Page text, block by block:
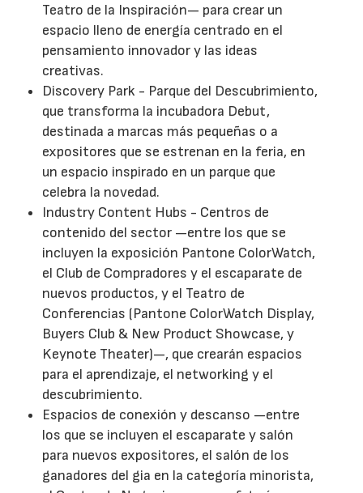
Teatro de la Inspiración— para crear un
espacio lleno de energía centrado en el
pensamiento innovador y las ideas
creativas.
Discovery Park - Parque del Descubrimiento,
que transforma la incubadora Debut,
destinada a marcas más pequeñas o a
expositores que se estrenan en la feria, en
un espacio inspirado en un parque que
celebra la novedad.
Industry Content Hubs - Centros de
contenido del sector —entre los que se
incluyen la exposición Pantone ColorWatch,
el Club de Compradores y el escaparate de
nuevos productos, y el Teatro de
Conferencias (Pantone ColorWatch Display,
Buyers Club & New Product Showcase, y
Keynote Theater)—, que crearán espacios
para el aprendizaje, el networking y el
descubrimiento.
Espacios de conexión y descanso —entre
los que se incluyen el escaparate y salón
para nuevos expositores, el salón de los
ganadores del gia en la categoría minorista,